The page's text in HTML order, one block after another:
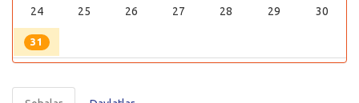
24 25 26 27 28 29 30
31